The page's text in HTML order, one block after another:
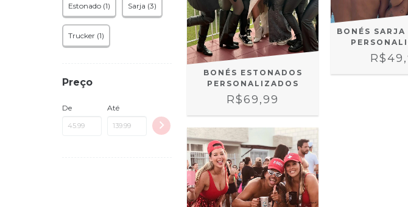
Estonado (1) Sarja (3)
Trucker (1)
Preço
De Até
BONÉS ESTONADOS
PERSONALIZADOS
R$69,99
BONÉS